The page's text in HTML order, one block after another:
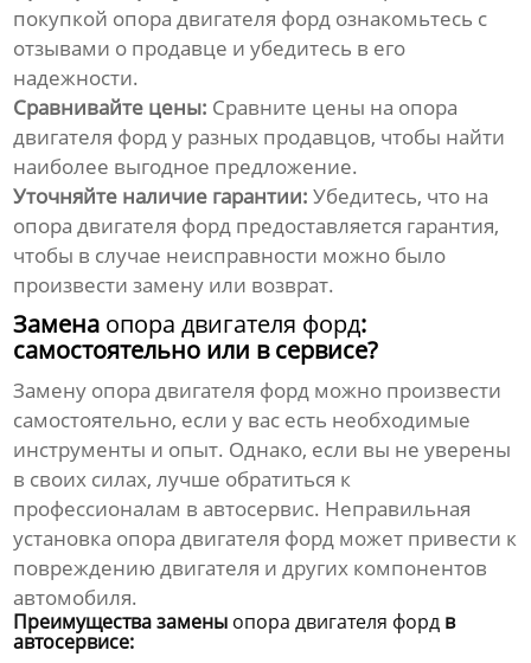
покупкой опора двигателя форд ознакомьтесь с
отзывами о продавце и убедитесь в его
надежности.
Сравнивайте цены: Сравните цены на опора
двигателя форду разных продавцов, чтобы найти
наиболее выгодное предложение.
Уточняйте наличие гарантии: Убедитесь, что на
опора двигателя форд предоставляется гарантия,
чтобы в случае неисправности можно было
произвести замену или возврат.
Замена опора двигателя форд:
самостоятельно или в сервисе?
Замену опора двигателя форд можно произвести
самостоятельно, если у вас есть необходимые
инструменты и опыт. Однако, если вы не уверены
в своих силах, лучше обратиться к
профессионалам в автосервис. Неправильная
установка опора двигателя форд может привести к
повреждению двигателя и других компонентов
автомобиля.
Преимущества замены опора двигателя форд в
автосервисе: